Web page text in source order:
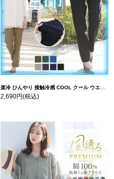
楽冷 ひんやり 接触冷感 COOL クール ウエストゴム 楽ちん ストレッチ 美脚 レギパン 【ストレッチ】 | 大きいサイズの通販ならハッピーマリリン
2,690円(税込)